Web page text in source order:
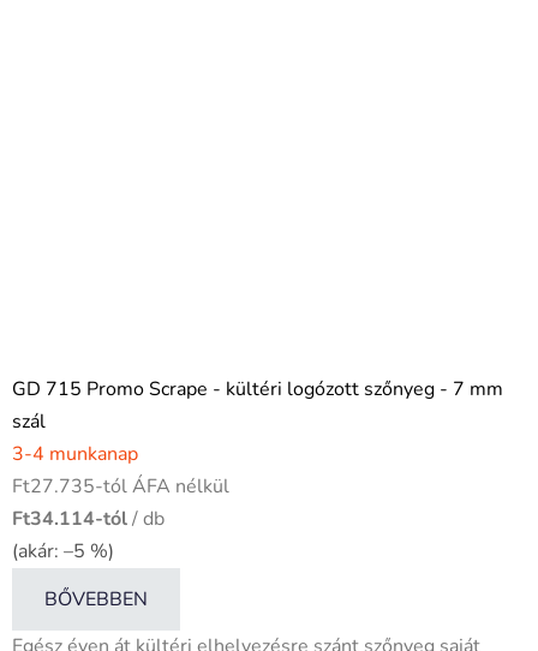
GD 715 Promo Scrape - kültéri logózott szőnyeg - 7 mm
szál
3-4 munkanap
Ft27.735-tól ÁFA nélkül
Ft34.114-tól/ db
(akár: –5 %)
BŐVEBBEN